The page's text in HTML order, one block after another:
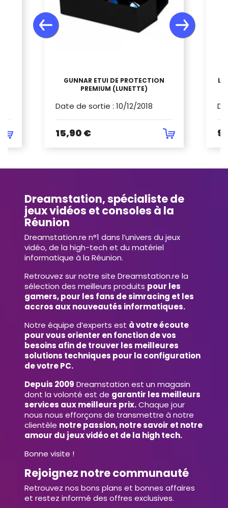
GUNNAR ETUI DE PROTECTION
PREMIUM (LUNETTE)
Date de sortie : 10/12/2018
15,90 €
Dreamstation, spécialiste de
jeux vidéos et consoles à la
Réunion
Dreamstation.re n°1 dans l’univers du jeux
vidéo, de la high-tech et du matériel
informatique à la Réunion.
Retrouvez sur notre site Dreamstation.re la
sélection des meilleurs produits pour les
gamers, pour les fans de simracing et les
accros aux nouveautés informatiques.
Notre équipe d’experts est à votre écoute
pour vous orienter en fonction de vos
besoins afin de trouver les meilleures
solutions techniques pour la configuration
de votre PC.
Depuis 2009 Dreamstation est un magasin
dont la volonté est de garantir les meilleurs
services aux meilleurs prix.Chaque jour
nous nous efforçons de transmettre à notre
clientèle notre passion, notre savoir et notre
amour du jeux vidéo et de la high tech.
Bonne visite !
Rejoignez notre communauté
Retrouvez nos bons plans et bonnes affaires
et restez informé des offres exclusives.